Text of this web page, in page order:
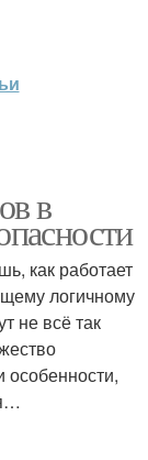
в
как работает
логичному
не всё так
особенности,